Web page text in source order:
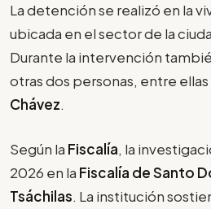
La detención se realizó en la
ubicada en el sector de la
Durante la intervención
otras dos personas, entre ellas
Chávez.
Según la Fiscalía, la
2026 en la Fiscalía de Santo
Tsáchilas. La institución